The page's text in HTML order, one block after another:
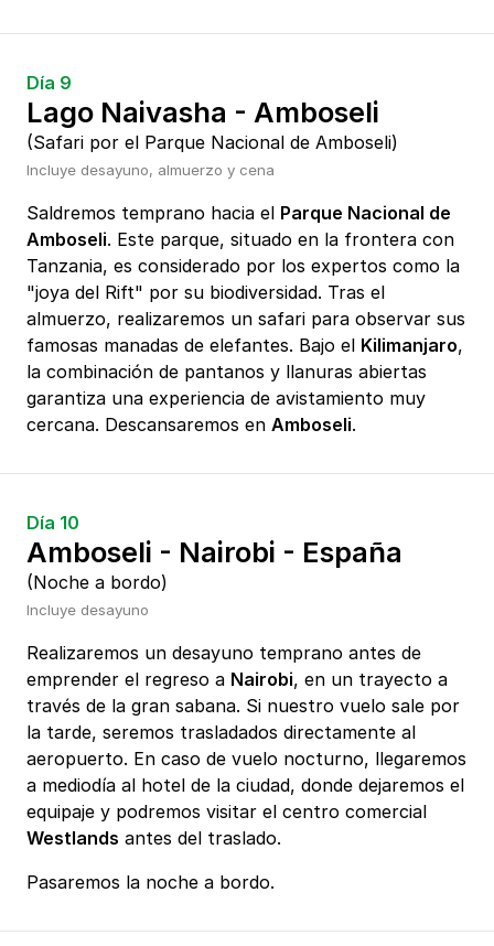
Día 9
Lago Naivasha - Amboseli
(Safari por el Parque Nacional de Amboseli)
Incluye desayuno, almuerzo y cena
Saldremos temprano hacia el Parque Nacional de
Amboseli. Este parque, situado en la frontera con
Tanzania, es considerado por los expertos como la
"joya del Rift" por su biodiversidad. Tras el
almuerzo, realizaremos un safari para observar sus
famosas manadas de elefantes. Bajo el Kilimanjaro,
la combinación de pantanos y llanuras abiertas
garantiza una experiencia de avistamiento muy
cercana. Descansaremos en Amboseli.
Día 10
Amboseli - Nairobi - España
(Noche a bordo)
Incluye desayuno
Realizaremos un desayuno temprano antes de
emprender el regreso a Nairobi, en un trayecto a
través de la gran sabana. Si nuestro vuelo sale por
la tarde, seremos trasladados directamente al
aeropuerto. En caso de vuelo nocturno, llegaremos
a mediodía al hotel de la ciudad, donde dejaremos el
equipaje y podremos visitar el centro comercial
Westlands antes del traslado.
Pasaremos la noche a bordo.